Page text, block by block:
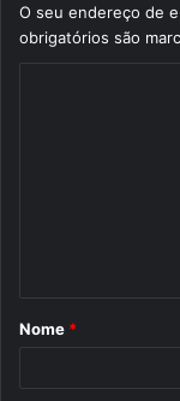
O seu endereço de
obrigatórios são
r
Nome *